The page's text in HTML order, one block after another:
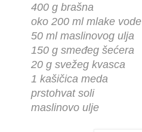
400 g brašna
oko 200 ml mlake vode
50 ml maslinovog ulja
150 g smeđeg šećera
20 g svežeg kvasca
1 kašičica meda
prstohvat soli
maslinovo ulje